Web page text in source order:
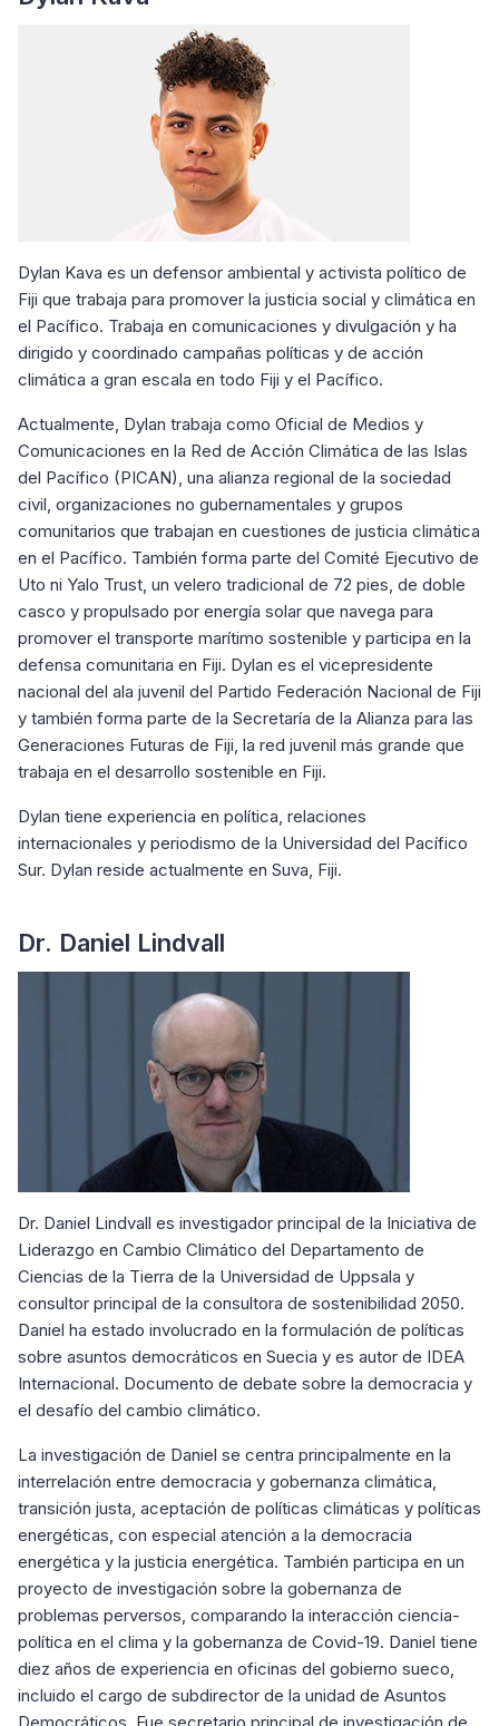
Dylan Kava es un defensor ambiental y activista político de
Fiji que trabaja para promover la justicia social y climática en
el Pacífico. Trabaja en comunicaciones y divulgación y ha
dirigido y coordinado campañas políticas y de acción
climática a gran escala en todo Fiji y el Pacífico.
Actualmente, Dylan trabaja como Oficial de Medios y
Comunicaciones en la Red de Acción Climática de las Islas
del Pacífico (PICAN), una alianza regional de la sociedad
civil, organizaciones no gubernamentales y grupos
comunitarios que trabajan en cuestiones de justicia climática
en el Pacífico. También forma parte del Comité Ejecutivo de
Uto ni Yalo Trust, un velero tradicional de 72 pies, de doble
casco y propulsado por energía solar que navega para
promover el transporte marítimo sostenible y participa en la
defensa comunitaria en Fiji. Dylan es el vicepresidente
nacional del ala juvenil del Partido Federación Nacional de Fiji
y también forma parte de la Secretaría de la Alianza para las
Generaciones Futuras de Fiji, la red juvenil más grande que
trabaja en el desarrollo sostenible en Fiji.
Dylan tiene experiencia en política, relaciones
internacionales y periodismo de la Universidad del Pacífico
Sur. Dylan reside actualmente en Suva, Fiji.
Dr. Daniel Lindvall
Dr. Daniel Lindvall es investigador principal de la Iniciativa de
Liderazgo en Cambio Climático del Departamento de
Ciencias de la Tierra de la Universidad de Uppsala y
consultor principal de la consultora de sostenibilidad 2050.
Daniel ha estado involucrado en la formulación de políticas
sobre asuntos democráticos en Suecia y es autor de IDEA
Internacional. Documento de debate sobre la democracia y
el desafío del cambio climático.
La investigación de Daniel se centra principalmente en la
interrelación entre democracia y gobernanza climática,
transición justa, aceptación de políticas climáticas y políticas
energéticas, con especial atención a la democracia
energética y la justicia energética. También participa en un
proyecto de investigación sobre la gobernanza de
problemas perversos, comparando la interacción ciencia-
política en el clima y la gobernanza de Covid-19. Daniel tiene
diez años de experiencia en oficinas del gobierno sueco,
incluido el cargo de subdirector de la unidad de Asuntos